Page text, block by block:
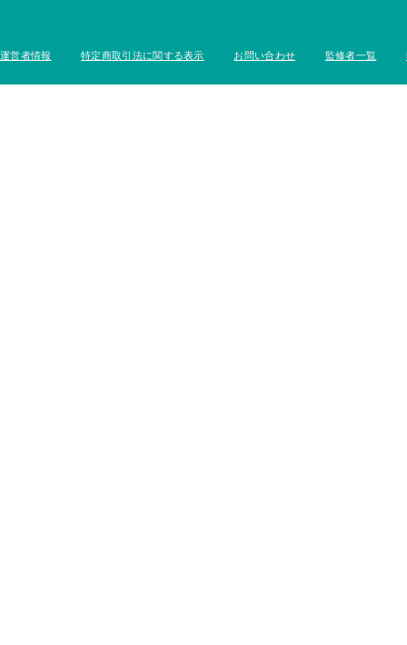
運営者情報 特定商取引法に関する表示 お問い合わせ 監修者一覧